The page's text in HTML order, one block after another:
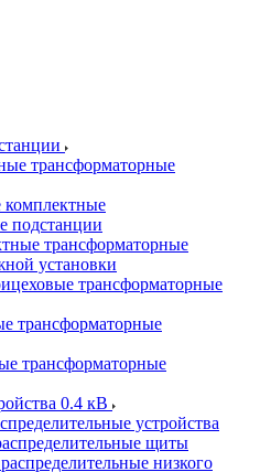
трансформаторные
подстанции
трансформаторные
установки
трансформаторные
трансформаторные
0.4 кВ
устройства
щиты
низкого